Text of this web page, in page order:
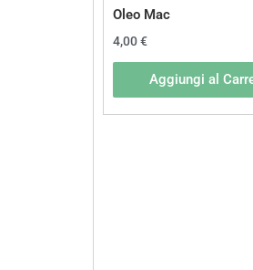
Oleo Mac
4,00€
Aggiungi al